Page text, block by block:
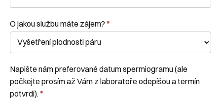
O jakou službu máte zájem? *
Napište nám preferované datum spermiogramu (ale
počkejte prosím až Vám z laboratoře odepíšou a termín
potvrdí). *